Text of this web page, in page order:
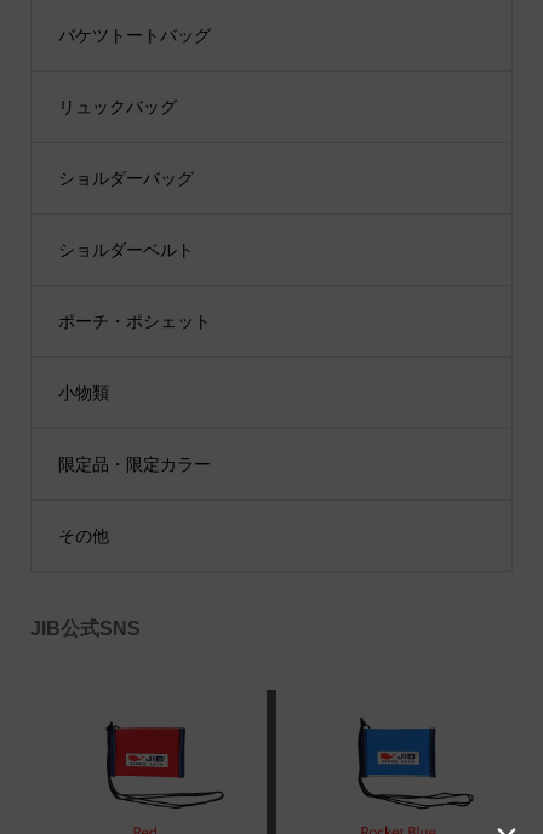
バケツトートバッグ
リュックバッグ
ショルダーバッグ
ショルダーベルト
ポーチ・ポシェット
小物類
限定品・限定カラー
その他
JIB公式SNS